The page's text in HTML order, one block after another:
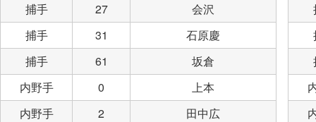
捕手
27
会沢
捕手
31
石原慶
捕手
61
坂倉
内野手
0
上本
内野手
2
田中広